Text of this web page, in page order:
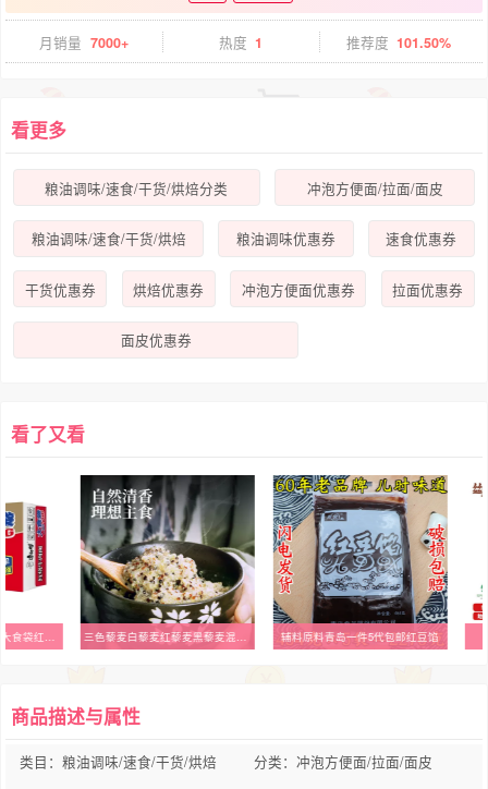
月销量 7000+ 热度 1 推荐度 101.50%
看更多
粮油调味/速食/干货/烘焙分类 冲泡方便面/拉面/面皮
粮油调味/速食/干货/烘焙 粮油调味优惠券 速食优惠券
干货优惠券 烘焙优惠券 冲泡方便面优惠券 拉面优惠券
面皮优惠券
看了又看
【百亿】康师傅方便面大食袋红烧牛肉面24袋装整箱批发夜宵速食 三色藜麦白藜麦红藜麦黑藜麦混合五谷杂粮粗粮代餐粥新米真空 辅料原料青岛一件5代包邮红豆馅
商品描述与属性
类目：粮油调味/速食/干货/烘焙
分类：冲泡方便面/拉面/面皮